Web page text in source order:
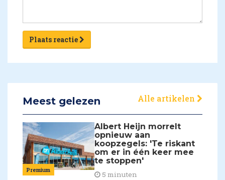
Plaats reactie
Meest gelezen Alle artikelen
Premium
Albert Heijn morrelt
opnieuw aan
koopzegels: 'Te riskant
om er in één keer mee
te stoppen'
5 minuten